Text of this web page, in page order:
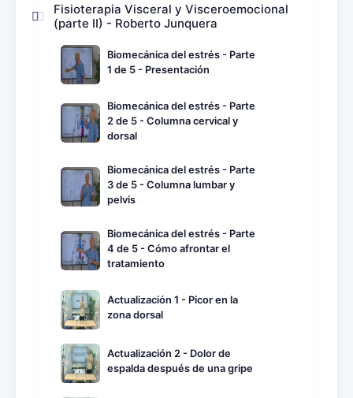
Fisioterapia Visceral y Visceroemocional
(parte II) - Roberto Junquera
Biomecánica del estrés - Parte
1 de 5 - Presentación
Biomecánica del estrés - Parte
2 de 5 - Columna cervical y
dorsal
Biomecánica del estrés - Parte
3 de 5 - Columna lumbar y
pelvis
Biomecánica del estrés - Parte
4 de 5 - Cómo afrontar el
tratamiento
Actualización 1 - Picor en la
zona dorsal
Actualización 2 - Dolor de
espalda después de una gripe